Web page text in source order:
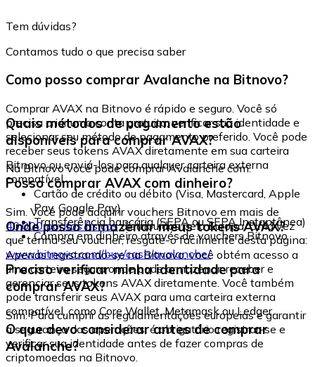
Tem dúvidas?
Contamos tudo o que precisa saber
Como posso comprar Avalanche na Bitnovo?
Comprar AVAX na Bitnovo é rápido e seguro. Você só
precisa criar uma conta gratuita, verificar sua identidade e
selecionar seu método de pagamento preferido. Você pode
receber seus tokens AVAX diretamente em sua carteira
Bitnovo ou enviá-los para qualquer carteira externa
compatível.
Quais métodos de pagamento estão
disponíveis para comprar AVAX?
Na Bitnovo você pode comprar Avalanche com:
Cartão de crédito ou débito (Visa, Mastercard, Apple
Pay, Google Pay)
Transferência bancária (SEPA ou SEPA Instantânea)
Compra em dinheiro através de vouchers Bitnovo
Posso comprar AVAX com dinheiro?
Sim. Você pode adquirir vouchers Bitnovo em mais de
40.000 pontos físicosdistribuídos pela Europa. Uma vez
que tenha seu voucher, resgate-o facilmente desta página:
www.bitnovo.com/buy/cash/avalanche/
Onde posso armazenar meus tokens AVAX?
Apenas registrando-se na Bitnovo, você obtém acesso a
uma carteira segura onde pode armazenar, receber e
gerenciar seus tokens AVAX diretamente. Você também
pode transferir seus AVAX para uma carteira externa
compatível, como Core Wallet, Metamask ou Ledger.
Preciso verificar minha identidade para
comprar AVAX?
Sim. Para cumprir as regulamentações europeias e garantir
a segurança das operações, é obrigatório registrar-se e
verificar sua identidade antes de fazer compras de
criptomoedas na Bitnovo.
O que devo considerar antes de comprar
Avalanche?